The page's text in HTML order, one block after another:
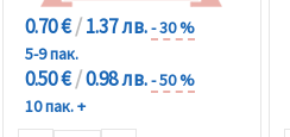
0.70 €/1.37 лв.- 30 %
5-9 пак.
0.50 €/0.98 лв.- 50 %
10 пак. +